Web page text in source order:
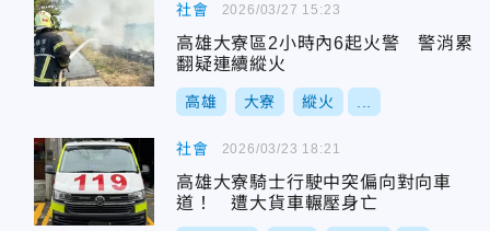
社會
高雄大寮區2小時內6起火警 警消累
翻疑連續縱火
高雄 大寮 縱火
2026/03/27 15:23
社會
高雄大寮騎士行駛中突偏向對向車
道！ 遭大貨車輾壓身亡
2026/03/23 18:21